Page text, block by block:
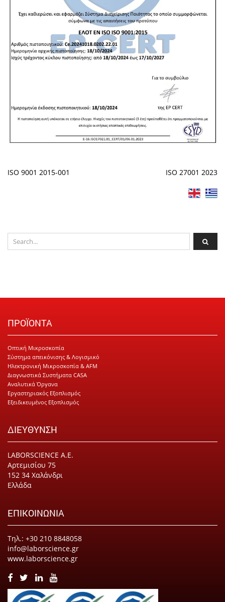
ISO 9001 2015-001 ISO 27001 2023
ΠΡΟΪΟΝΤΑ
Οπτική Μικροσκοπία
Σύστημα απεικόνισης & Λογισμικό
Ηλεκτρονική Μικροσκοπία & AFM
Διαγνωστικά Συστήματα CASA
Αναλυτικά Όργανα
Εργαστηριακός Εξοπλισμός
Εξειδικευμένος Εξοπλισμός
ΔΙΕΥΘΥΝΣΗ
LABORSCIENCE Α.Ε.
Αρτεμισίου 75
152 34 Χαλάνδρι
Ελλάδα
ΕΠΙΚΟΙΝΩΝΙΑ
Τηλ.: +30 210 8848058
info@laborscience.gr
www.laborscience.gr